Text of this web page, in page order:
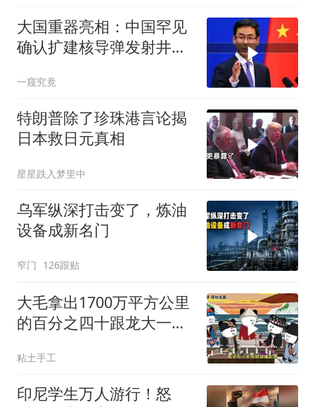
大国重器亮相：中国罕见
确认扩建核导弹发射井铸
一窥究竟
特朗普除了珍珠港言论揭
日本救日元真相
星星跌入梦里中
乌军纵深打击变了，炼油
设备成新名门
窄门 126跟贴
大毛拿出1700万平方公里
的百分之四十跟龙大一起
粘土手工
印尼学生万人游行！怒